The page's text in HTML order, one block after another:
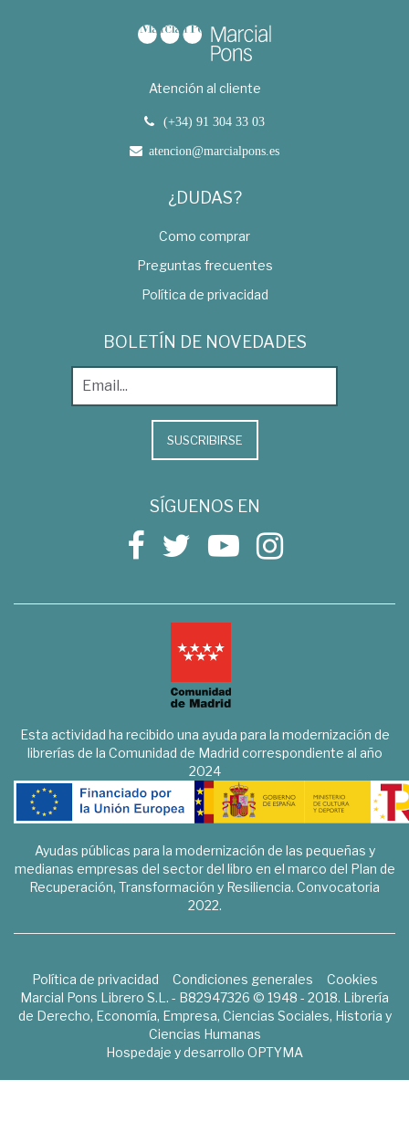
Atención al cliente
(+34) 91 304 33 03
atencion@marcialpons.es
¿DUDAS?
Como comprar
Preguntas frecuentes
Política de privacidad
BOLETÍN DE NOVEDADES
SUSCRIBIRSE
SÍGUENOS EN
Esta actividad ha recibido una ayuda para la modernización de
librerías de la Comunidad de Madrid correspondiente al año
2024
Ayudas públicas para la modernización de las pequeñas y
medianas empresas del sector del libro en el marco del Plan de
Recuperación, Transformación y Resiliencia. Convocatoria
2022.
Política de privacidad Condiciones generales
Cookies
Marcial Pons Librero S.L. - B82947326 © 1948 - 2018. Librería
de Derecho, Economía, Empresa, Ciencias Sociales, Historia y
Ciencias Humanas
Hospedaje y desarrollo OPTYMA